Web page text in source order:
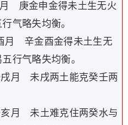
庚金申金得未土生无火
气略失均衡。
月 辛金酉金得未土生无
行气略失均衡。
月 未戌两土能克癸壬两
月 未土难克住两癸水与